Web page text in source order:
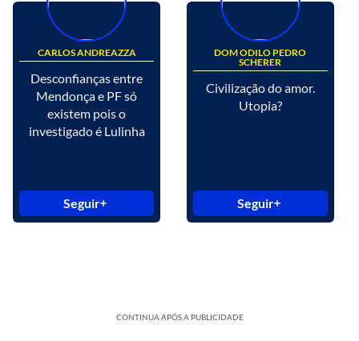
CARLOS ANDREAZZA
Desconfianças entre
Mendonça e PF só
existem pois o
investigado é Lulinha
Seguir
DOM ODILO PEDRO
SCHERER
Civilização do amor.
Utopia?
Seguir
CONTINUA APÓS A PUBLICIDADE